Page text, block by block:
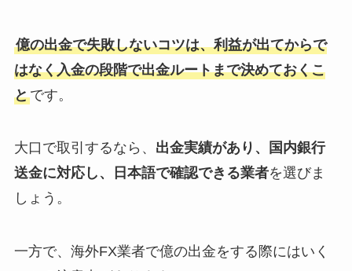
億の出金で失敗しないコツは、利益が出てからで
はなく入金の段階で出金ルートまで決めておくこ
とです。
大口で取引するなら、 出金実績があり、国内銀行
送金に対応し、日本語で確認できる業者を選びま
しょう。
一方で、海外FX業者で億の出金をする際にはいく